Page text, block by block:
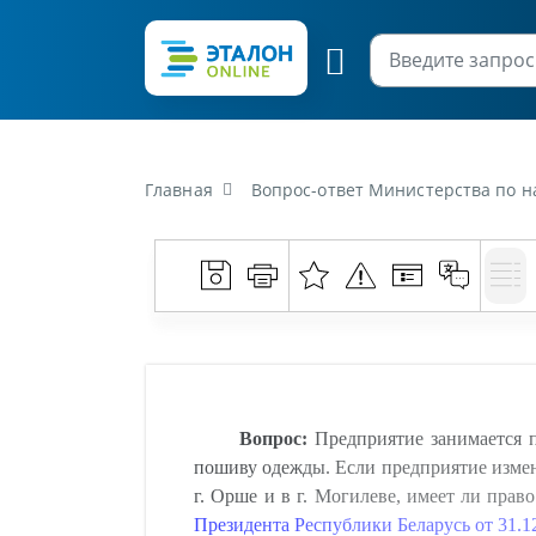
Главная Вопрос-ответ Министерства по налогам и сборам Республики Беларусь от 18 февраля 2019 г. «Предприятие занимается пошивом одежды в г.
Вопрос: Предприятие
пошиву одежды. Если предприятие
г. Орше и в г. Могилеве, имеет ли
Президента Республики Беларусь от